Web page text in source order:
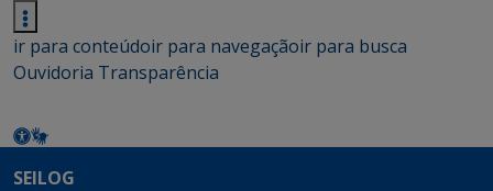
ir para conteúdoir para navegaçãoir para busca
Ouvidoria Transparência
SEILOG